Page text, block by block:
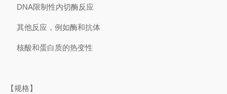
DNA限制性内切酶反应
其他反应，例如酶和抗体
核酸和蛋白质的热变性
【规格】